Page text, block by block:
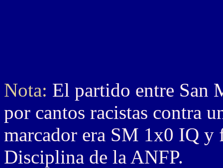
Nota: El partido entre San
por cantos racistas contra
marcador era SM 1x0 IQ
Disciplina de la ANFP.